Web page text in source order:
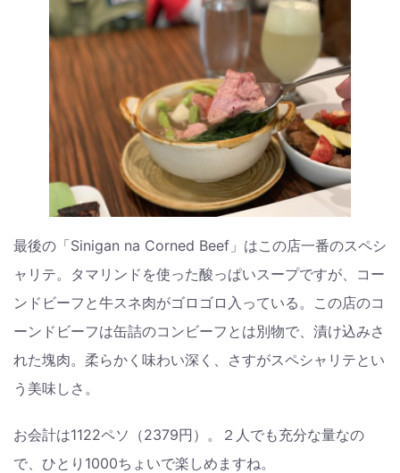
最後の「Sinigan na Corned Beef」はこの店一番のスペシ
ャリテ。タマリンドを使った酸っぱいスープですが、コー
ンドビーフと牛スネ肉がゴロゴロ入っている。この店のコ
ーンドビーフは缶詰のコンビーフとは別物で、漬け込みさ
れた塊肉。柔らかく味わい深く、さすがスペシャリテとい
う美味しさ。
お会計は1122ペソ（2379円）。２人でも充分な量なの
で、ひとり1000ちょいで楽しめますね。